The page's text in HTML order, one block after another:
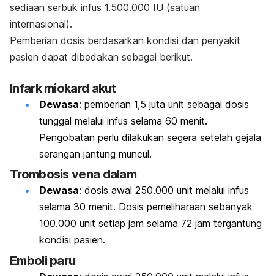
sediaan serbuk infus 1.500.000 IU (satuan
internasional).
Pemberian dosis berdasarkan kondisi dan penyakit
pasien dapat dibedakan sebagai berikut.
Infark miokard akut
Dewasa: pemberian 1,5 juta unit sebagai dosis
tunggal melalui infus selama 60 menit.
Pengobatan perlu dilakukan segera setelah gejala
serangan jantung muncul.
Trombosis vena dalam
Dewasa: dosis awal 250.000 unit melalui infus
selama 30 menit. Dosis pemeliharaan sebanyak
100.000 unit setiap jam selama 72 jam tergantung
kondisi pasien.
Emboli paru